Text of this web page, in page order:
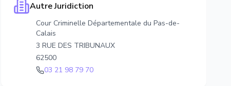
Autre Juridiction
Cour Criminelle Départementale du Pas-de-
Calais
3 RUE DES TRIBUNAUX
62500
03 21 98 79 70